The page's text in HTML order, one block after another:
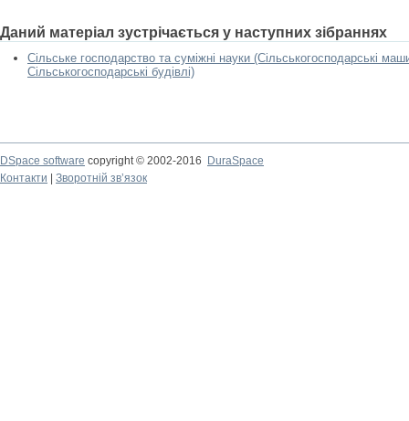
Даний матеріал зустрічається у наступних зібраннях
Сільське господарство та суміжні науки (Сільськогосподарські
Сільськогосподарські будівлі)
DSpace software copyright © 2002-2016
DuraSpace
Контакти
Зворотній зв’язок